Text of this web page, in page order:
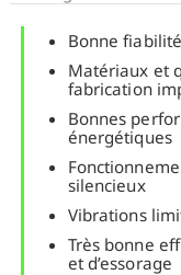
Bonne
Matériaux et
fabrication
Bonnes
énergétiques
silencieux
Vibrations
Très bonne
et d’essorage